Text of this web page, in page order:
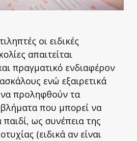
οι ειδικές
απαιτείται
πραγματικό ενδιαφέρον
ενώ εξαιρετικά
να προληφθούν τα
που μπορεί να
ως συνέπεια της
(ειδικά αν είναι